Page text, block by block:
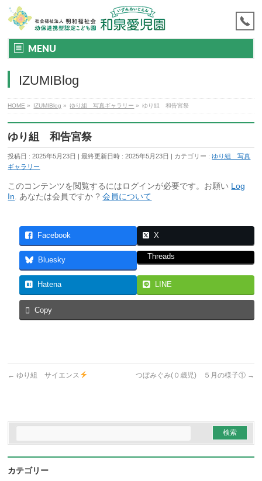
MENU
IZUMIBlog
HOME » IZUMIBlog » ゆり組 写真ギャラリー » ゆり組 和告宮祭
ゆり組 和告宮祭
投稿日 : 2025年5月23日 最終更新日時 : 2025年5月23日 カテゴリー :ゆり組 写真
ギャラリー
このコンテンツを閲覧するにはログインが必要です。お願い Log
In . あなたは会員ですか ?会員について
Facebook X
Bluesky Threads
Hatena LINE
Copy
← ゆり組 サイエンス つぼみぐみ(０歳児) ５月の様子① →
カテゴリー